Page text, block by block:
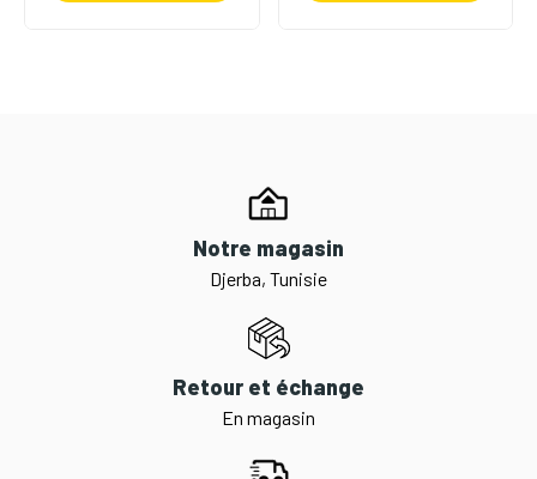
Notre magasin
Djerba, Tunisie
Retour et échange
En magasin